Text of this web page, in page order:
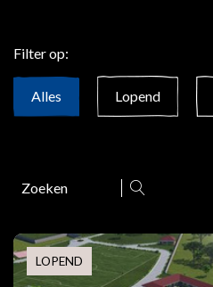
Filter op:
Alles Lopend
Zoeken
LOPEND